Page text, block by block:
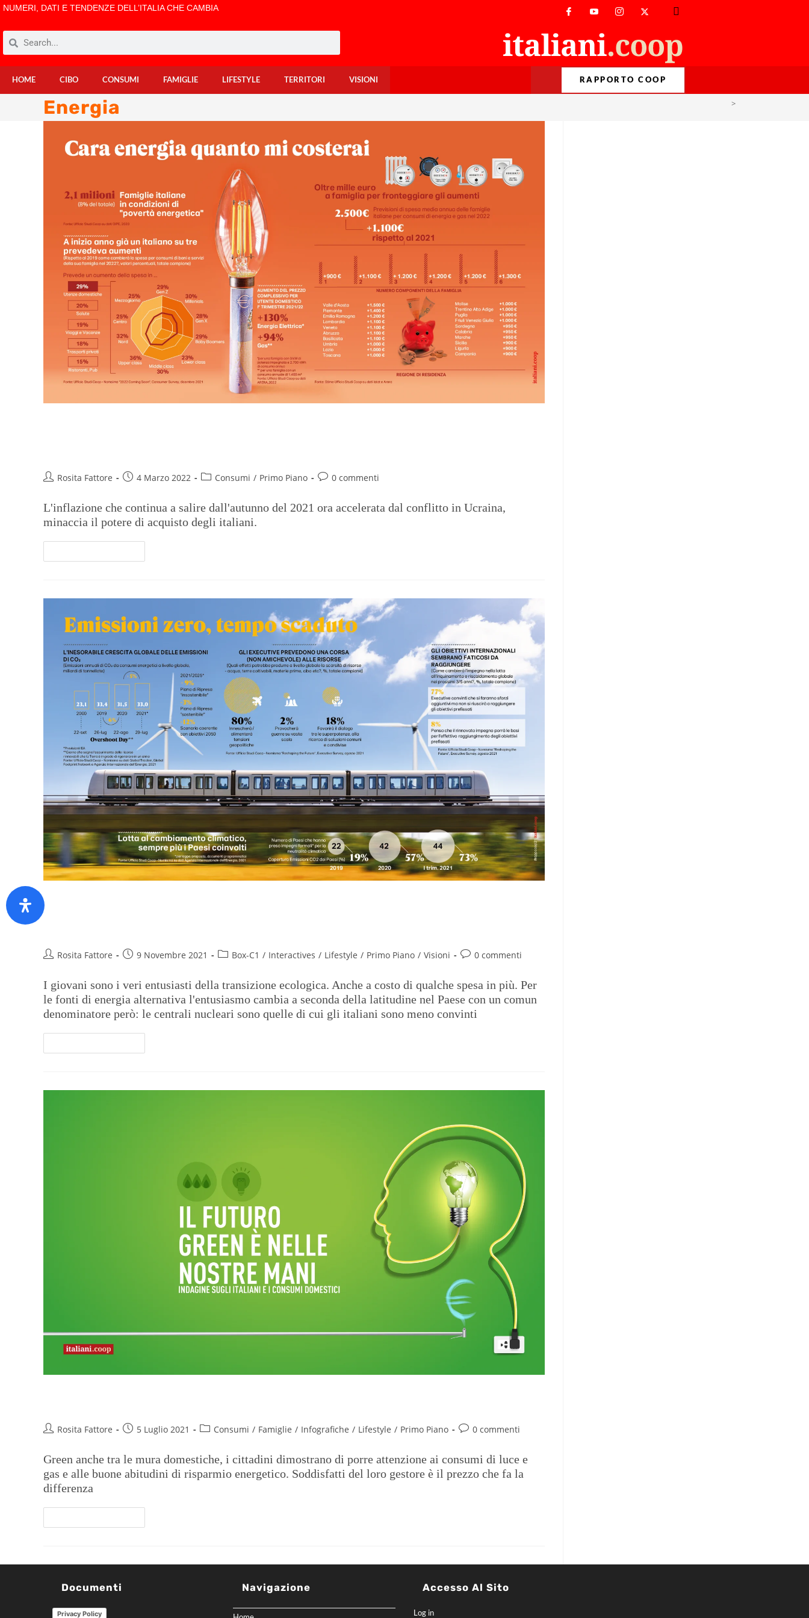
NUMERI, DATI E TENDENZE DELL’ITALIA CHE CAMBIA
HOME CIBO CONSUMI FAMIGLIE LIFESTYLE TERRITORI VISIONI RAPPORTO COOP
Energia >
Rosita Fattore 4 Marzo 2022 Consumi / Primo Piano 0 commenti
L'inflazione che continua a salire dall'autunno del 2021 ora accelerata dal conflitto in Ucraina,
minaccia il potere di acquisto degli italiani.
Il fascino delle rinnovabili sui giovani e quel nucleare che non
Rosita Fattore 9 Novembre 2021 Box-C1 / Interactives / Lifestyle / Primo Piano / Visioni 0 commenti
I giovani sono i veri entusiasti della transizione ecologica. Anche a costo di qualche spesa in più. Per
le fonti di energia alternativa l'entusiasmo cambia a seconda della latitudine nel Paese con un comun
denominatore però: le centrali nucleari sono quelle di cui gli italiani sono meno convinti
Rosita Fattore 5 Luglio 2021 Consumi / Famiglie / Infografiche / Lifestyle / Primo Piano 0 commenti
Green anche tra le mura domestiche, i cittadini dimostrano di porre attenzione ai consumi di luce e
gas e alle buone abitudini di risparmio energetico. Soddisfatti del loro gestore è il prezzo che fa la
differenza
Documenti
Privacy Policy
Navigazione Accesso Al Sito
Log in